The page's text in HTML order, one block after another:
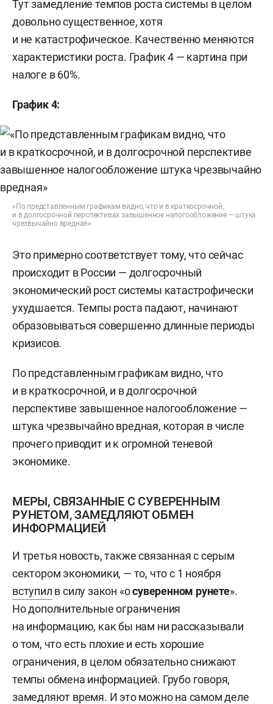
Тут замедление темпов роста системы в целом
довольно существенное, хотя
и не катастрофическое. Качественно меняются
характеристики роста. График 4 — картина при
налоге в 60%.
График 4:
«По представленным графикам видно, что и в краткосрочной,
и в долгосрочной перспективах завышенное налогообложение — штука
чрезвычайно вредная»
Это примерно соответствует тому, что сейчас
происходит в России — долгосрочный
экономический рост системы катастрофически
ухудшается. Темпы роста падают, начинают
образовываться совершенно длинные периоды
кризисов.
По представленным графикам видно, что
и в краткосрочной, и в долгосрочной
перспективе завышенное налогообложение —
штука чрезвычайно вредная, которая в числе
прочего приводит и к огромной теневой
экономике.
МЕРЫ, СВЯЗАННЫЕ С СУВЕРЕННЫМ
РУНЕТОМ, ЗАМЕДЛЯЮТ ОБМЕН
ИНФОРМАЦИЕЙ
И третья новость, также связанная с серым
сектором экономики, — то, что с 1 ноября
вступил в силу закон «осуверенном рунете».
Но дополнительные ограничения
на информацию, как бы нам ни рассказывали
о том, что есть плохие и есть хорошие
ограничения, в целом обязательно снижают
темпы обмена информацией. Грубо говоря,
замедляют время. И это можно на самом деле